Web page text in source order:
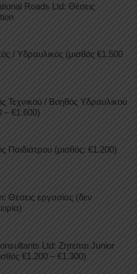
Roads Ltd: Θέσεις
/ Υδραυλικός (μισθός €1.500
Τεχνικού / Βοηθός Υδραυλικού
– €1.600)
Παιδιάτρου (μισθός: €1.200)
Θέσεις εργασίας (δεν
Ltd: Ζητείται Junior
€1.200 – €1.300)